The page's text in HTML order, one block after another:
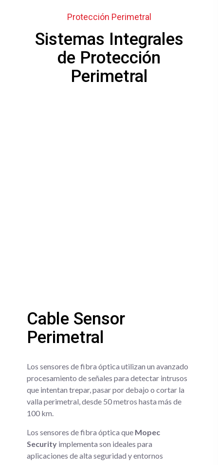
Protección Perimetral
Sistemas Integrales
de Protección
Perimetral
Cable Sensor
Perimetral
Los sensores de fibra óptica utilizan un avanzado
procesamiento de señales para detectar intrusos
que intentan trepar, pasar por debajo o cortar la
valla perimetral, desde 50 metros hasta más de
100 km.
Los sensores de fibra óptica que Mopec
Security implementa son ideales para
aplicaciones de alta seguridad y entornos